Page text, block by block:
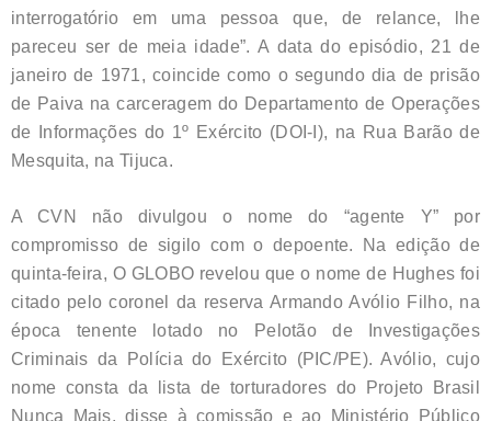
interrogatório em uma pessoa que, de relance, lhe
pareceu ser de meia idade”. A data do episódio, 21 de
janeiro de 1971, coincide como o segundo dia de prisão
de Paiva na carceragem do Departamento de Operações
de Informações do 1º Exército (DOI-I), na Rua Barão de
Mesquita, na Tijuca.
A CVN não divulgou o nome do “agente Y” por
compromisso de sigilo com o depoente. Na edição de
quinta-feira, O GLOBO revelou que o nome de Hughes foi
citado pelo coronel da reserva Armando Avólio Filho, na
época tenente lotado no Pelotão de Investigações
Criminais da Polícia do Exército (PIC/PE). Avólio, cujo
nome consta da lista de torturadores do Projeto Brasil
Nunca Mais, disse à comissão e ao Ministério Público